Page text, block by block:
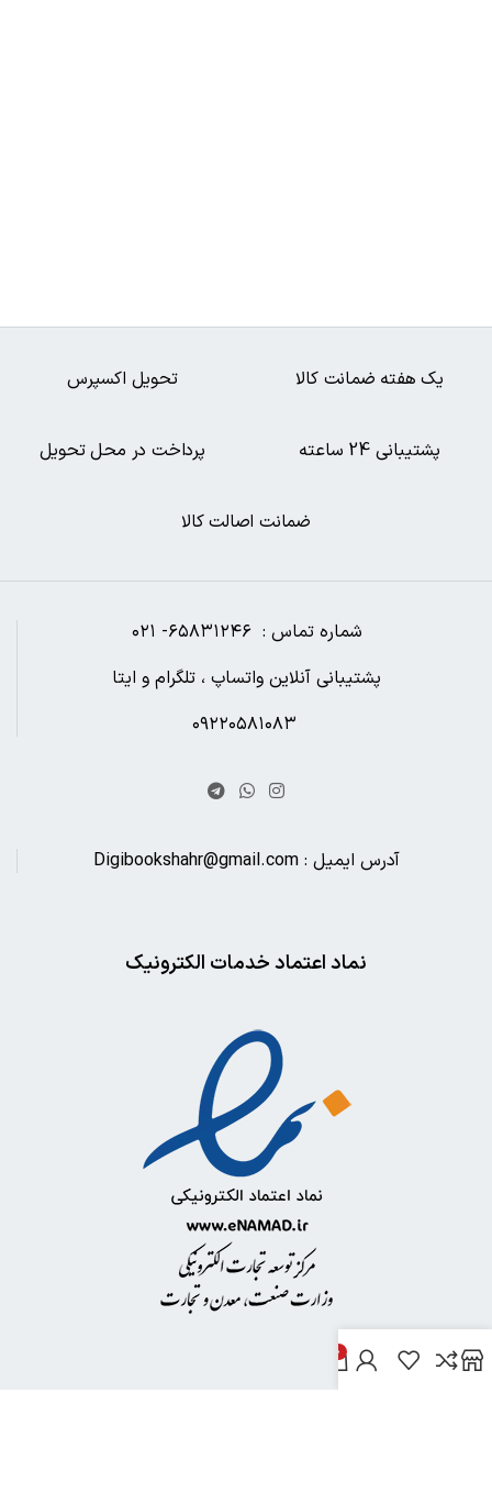
ضمانت اصالت کالا
پرداخت در محل تحویل پشتیبانی 24 ساعته
تحویل اکسپرس یک هفته ضمانت کالا
شماره تماس : ۶۵۸۳۱۲۴۶- ۰۲۱
پشتیبانی آنلاین واتساپ ، تلگرام و ایتا
آدرس ایمیل : Digibookshahr@gmail.com
نماد اعتماد خدمات الکترونیک
0